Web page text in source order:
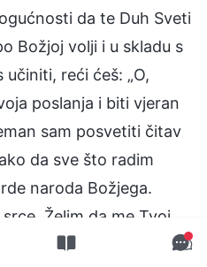
da te Duh Sveti
Božjoj volji i u skladu s
reći ćeš: „O,
poslanja i biti vjeran
sam posvetiti čitav
da sve što radim
naroda Božjega.
Želim da me Tvoj
da sve što činim